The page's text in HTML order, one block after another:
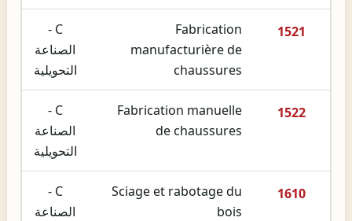
1521
Fabrication
manufacturière de
chaussures
C -
الصناعة
التحويلية
1522
Fabrication manuelle
de chaussures
C -
الصناعة
التحويلية
1610
Sciage et rabotage du
bois
C -
الصناعة